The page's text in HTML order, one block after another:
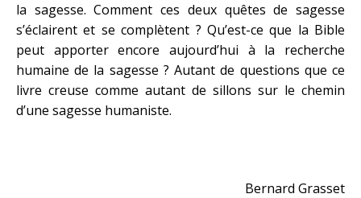
la sagesse. Comment ces deux quêtes de sagesse
s’éclairent et se complètent ? Qu’est-ce que la Bible
peut apporter encore aujourd’hui à la recherche
humaine de la sagesse ? Autant de questions que ce
livre creuse comme autant de sillons sur le chemin
d’une sagesse humaniste.
Bernard Grasset